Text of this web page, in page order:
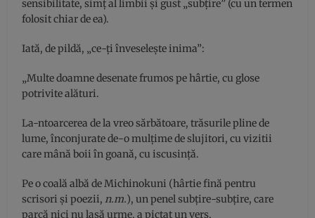
sensibilitate, simţ al limbii şi gust „subţire” (cu un termen
folosit chiar de ea).
Iată, de pildă, „ce-ţi înveseleşte inima”:
„Multe doamne desenate frumos pe hârtie, cu glose
potrivite alături.
La-ntoarcerea de la vreo sărbătoare, trăsurile pline de
lume, înconjurate de-o mulţime de slujitori, cu vizitii
care mână boii în goană, cu iscusinţă.
Pe o coală albă de Michinokuni (hârtie fină pentru
scrisori şi poezii, n.m.), un penel subţire-subţire, care
parcă nici nu lasă urme, a pictat un vers.